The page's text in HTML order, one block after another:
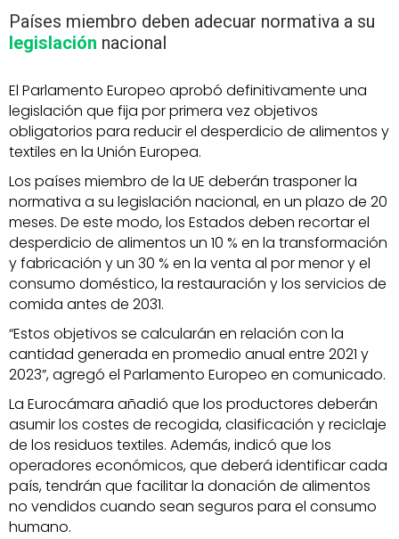
Países miembro deben adecuar normativa a su
legislación nacional
El Parlamento Europeo aprobó definitivamente una
legislación que fija por primera vez objetivos
obligatorios para reducir el desperdicio de alimentos y
textiles en la Unión Europea.
Los países miembro de la UE deberán trasponer la
normativa a su legislación nacional, en un plazo de 20
meses. De este modo, los Estados deben recortar el
desperdicio de alimentos un 10 % en la transformación
y fabricación y un 30 % en la venta al por menor y el
consumo doméstico, la restauración y los servicios de
comida antes de 2031.
“Estos objetivos se calcularán en relación con la
cantidad generada en promedio anual entre 2021 y
2023”, agregó el Parlamento Europeo en comunicado.
La Eurocámara añadió que los productores deberán
asumir los costes de recogida, clasificación y reciclaje
de los residuos textiles. Además, indicó que los
operadores económicos, que deberá identificar cada
país, tendrán que facilitar la donación de alimentos
no vendidos cuando sean seguros para el consumo
humano.